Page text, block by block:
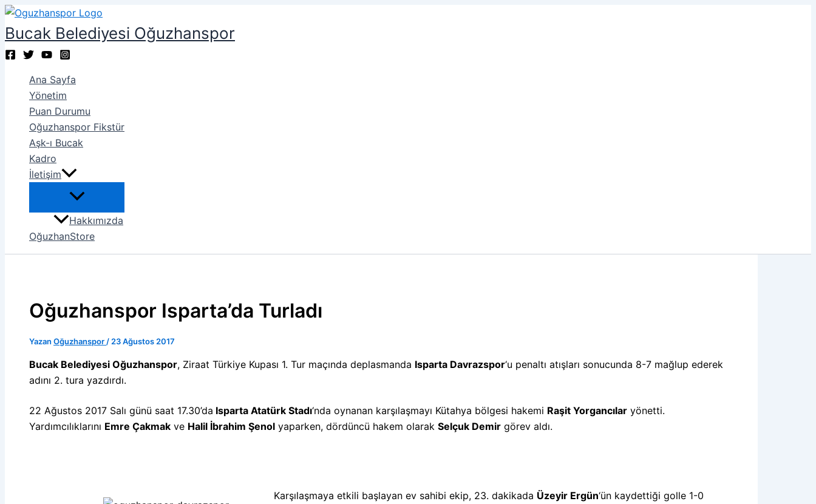
İçeriğe
atla
Bucak Belediyesi Oğuzhanspor
Ana Sayfa
Yönetim
Puan Durumu
Oğuzhanspor Fikstür
Aşk-ı Bucak
Kadro
İletişim
Hakkımızda
OğuzhanStore
Oğuzhanspor Isparta’da Turladı
Yazan Oğuzhanspor / 23 Ağustos 2017
Bucak Belediyesi Oğuzhanspor, Ziraat Türkiye Kupası 1. Tur maçında deplasmanda Isparta Davrazspor‘u penaltı atışları sonucunda 8-7 mağlup ederek
adını 2. tura yazdırdı.
22 Ağustos 2017 Salı günü saat 17.30’da Isparta Atatürk Stadı‘nda oynanan karşılaşmayı Kütahya bölgesi hakemi Raşit Yorgancılar yönetti.
Yardımcılıklarını Emre Çakmak ve Halil İbrahim Şenol yaparken, dördüncü hakem olarak Selçuk Demir görev aldı.
Karşılaşmaya etkili başlayan ev sahibi ekip, 23. dakikada Üzeyir Ergün‘ün kaydettiği golle 1-0